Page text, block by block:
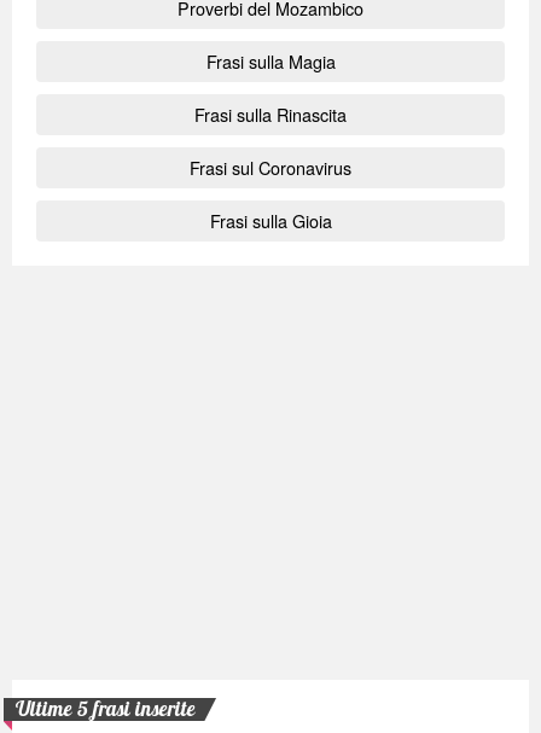
Proverbi del Mozambico
Frasi sulla Magia
Frasi sulla Rinascita
Frasi sul Coronavirus
Frasi sulla Gioia
Ultime 5 frasi inserite